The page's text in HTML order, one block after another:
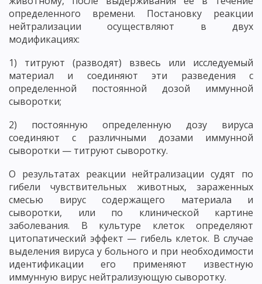
определенного времени. Постановку реакции
нейтрализации осуществляют в двух
модификациях:
1) титруют (разводят) взвесь или исследуемый
материал и соединяют эти разведения с
определенной постоянной дозой иммунной
сыворотки;
2) постоянную определенную дозу вируса
соединяют с различными дозами иммунной
сыворотки — титруют сыворотку.
О результатах реакции нейтрализации судят по
гибели чувствительных животных, зараженных
смесью вирус содержащего материала и
сыворотки, или по клинической картине
заболевания. В культуре клеток определяют
цитопатический эффект — гибель клеток. В случае
выделения вируса у больного и при необходимости
идентификации его применяют известную
иммунную вирус нейтрализующую сыворотку.